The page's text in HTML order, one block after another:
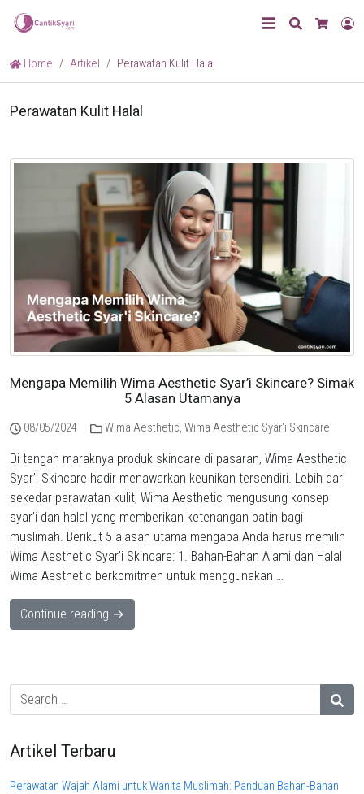
Search
Home Artikel Perawatan Kulit Halal
Perawatan Kulit Halal
Mengapa Memilih Wima Aesthetic Syar’i Skincare? Simak
5 Alasan Utamanya
08/05/2024 Wima Aesthetic, Wima Aesthetic Syar'i Skincare
Di tengah maraknya produk skincare di pasaran, Wima Aesthetic
Syar’i Skincare hadir menawarkan keunikan tersendiri. Lebih dari
sekedar perawatan kulit, Wima Aesthetic mengusung konsep
syar’i dan halal yang memberikan ketenangan batin bagi
muslimah. Berikut 5 alasan utama mengapa Anda harus memilih
Wima Aesthetic Syar’i Skincare: 1. Bahan-Bahan Alami dan Halal
Wima Aesthetic berkomitmen untuk menggunakan …
Continue reading →
Artikel Terbaru
Perawatan Wajah Alami untuk Wanita Muslimah: Panduan Bahan-Bahan